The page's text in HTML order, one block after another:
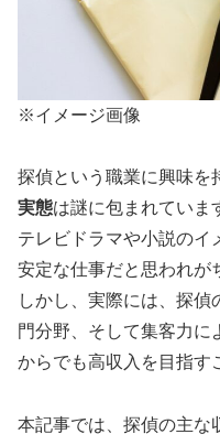
※イメージ画像
探偵という職業に興味を
実態は謎に包まれていま
テレビドラマや小説のイ
安定な仕事だと思われが
しかし、実際には、探
門分野、そして集客力に
からでも高収入を目指す
本記事では、探偵の主な